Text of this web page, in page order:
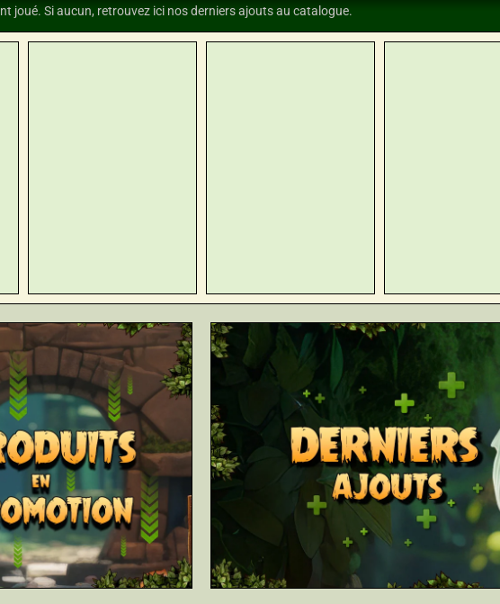
joué. Si aucun, retrouvez ici nos derniers ajouts au catalogue.